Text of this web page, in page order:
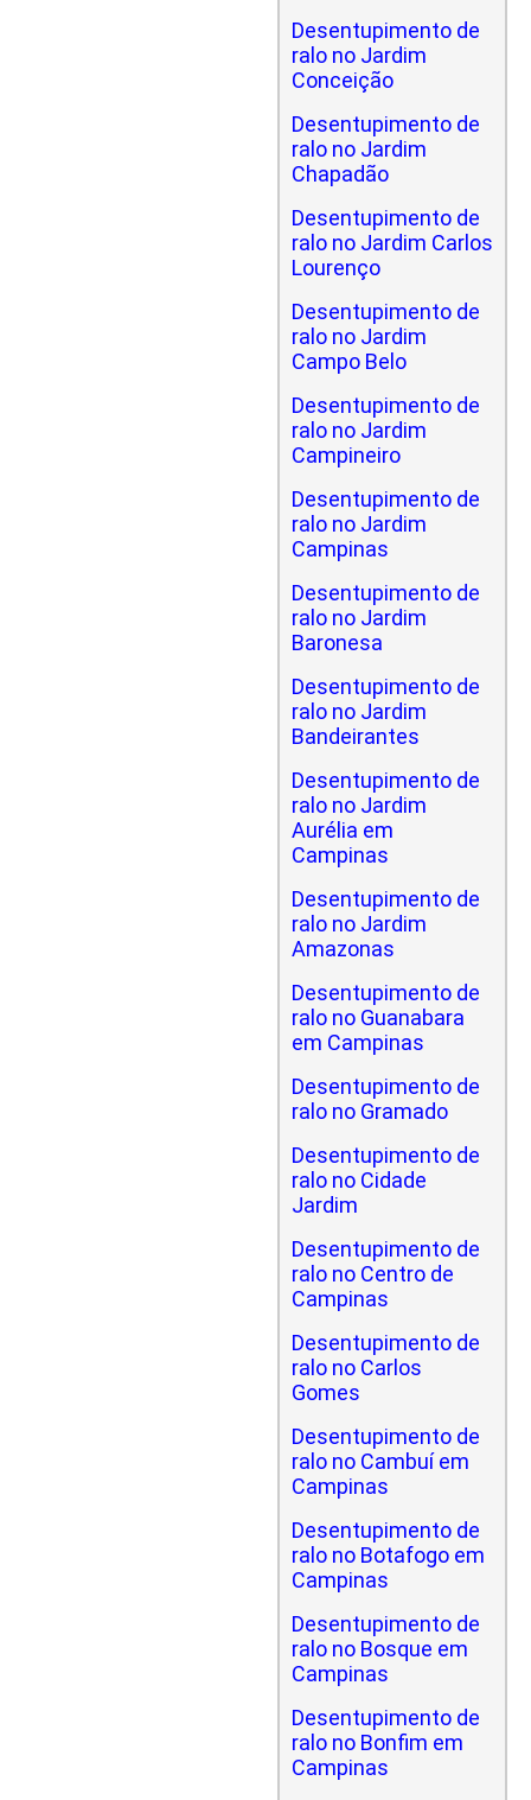
Desentupimento de
ralo no Jardim
Conceição
Desentupimento de
ralo no Jardim
Chapadão
Desentupimento de
ralo no Jardim Carlos
Lourenço
Desentupimento de
ralo no Jardim
Campo Belo
Desentupimento de
ralo no Jardim
Campineiro
Desentupimento de
ralo no Jardim
Campinas
Desentupimento de
ralo no Jardim
Baronesa
Desentupimento de
ralo no Jardim
Bandeirantes
Desentupimento de
ralo no Jardim
Aurélia em
Campinas
Desentupimento de
ralo no Jardim
Amazonas
Desentupimento de
ralo no Guanabara
em Campinas
Desentupimento de
ralo no Gramado
Desentupimento de
ralo no Cidade
Jardim
Desentupimento de
ralo no Centro de
Campinas
Desentupimento de
ralo no Carlos
Gomes
Desentupimento de
ralo no Cambuí em
Campinas
Desentupimento de
ralo no Botafogo em
Campinas
Desentupimento de
ralo no Bosque em
Campinas
Desentupimento de
ralo no Bonfim em
Campinas